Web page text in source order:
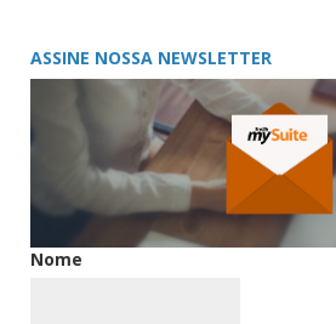
ASSINE NOSSA NEWSLETTER
Nome